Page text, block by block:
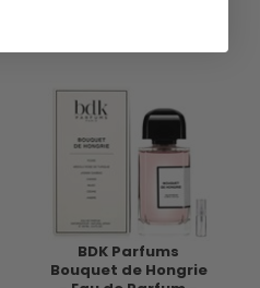
BDK Parfums
Bouquet de Hongrie